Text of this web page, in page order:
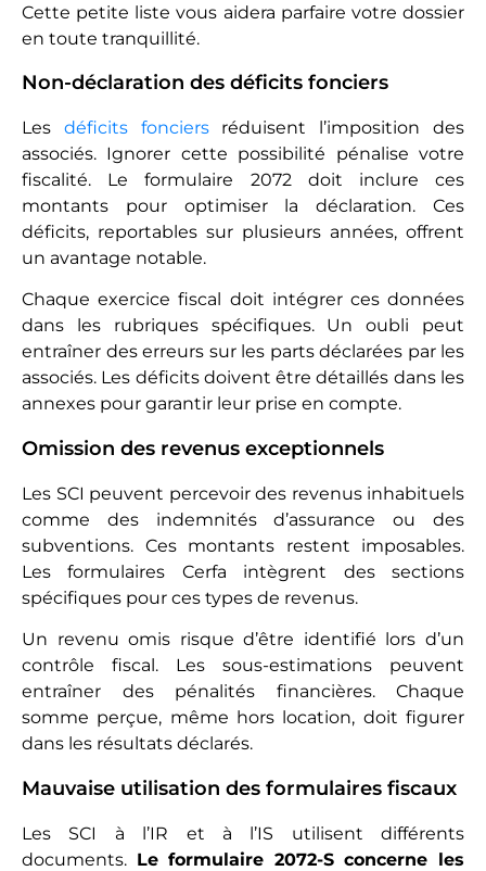
Cette petite liste vous aidera parfaire votre dossier
en toute tranquillité.
Non-déclaration des déficits fonciers
Les déficits fonciersréduisent l’imposition des
associés. Ignorer cette possibilité pénalise votre
fiscalité. Le formulaire 2072 doit inclure ces
montants pour optimiser la déclaration. Ces
déficits, reportables sur plusieurs années, offrent
un avantage notable.
Chaque exercice fiscal doit intégrer ces données
dans les rubriques spécifiques. Un oubli peut
entraîner des erreurs sur les parts déclarées par les
associés. Les déficits doivent être détaillés dans les
annexes pour garantir leur prise en compte.
Omission des revenus exceptionnels
Les SCI peuvent percevoir des revenus inhabituels
comme des indemnités d’assurance ou des
subventions. Ces montants restent imposables.
Les formulaires Cerfa intègrent des sections
spécifiques pour ces types de revenus.
Un revenu omis risque d’être identifié lors d’un
contrôle fiscal. Les sous-estimations peuvent
entraîner des pénalités financières. Chaque
somme perçue, même hors location, doit figurer
dans les résultats déclarés.
Mauvaise utilisation des formulaires fiscaux
Les SCI à l’IR et à l’IS utilisent différents
documents. Le formulaire 2072-S concerne les